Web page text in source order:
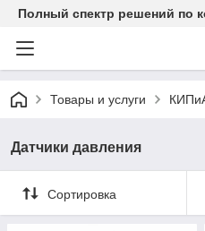
Полный спектр решений по
Товары и услуги
Датчики давления
Сортировка